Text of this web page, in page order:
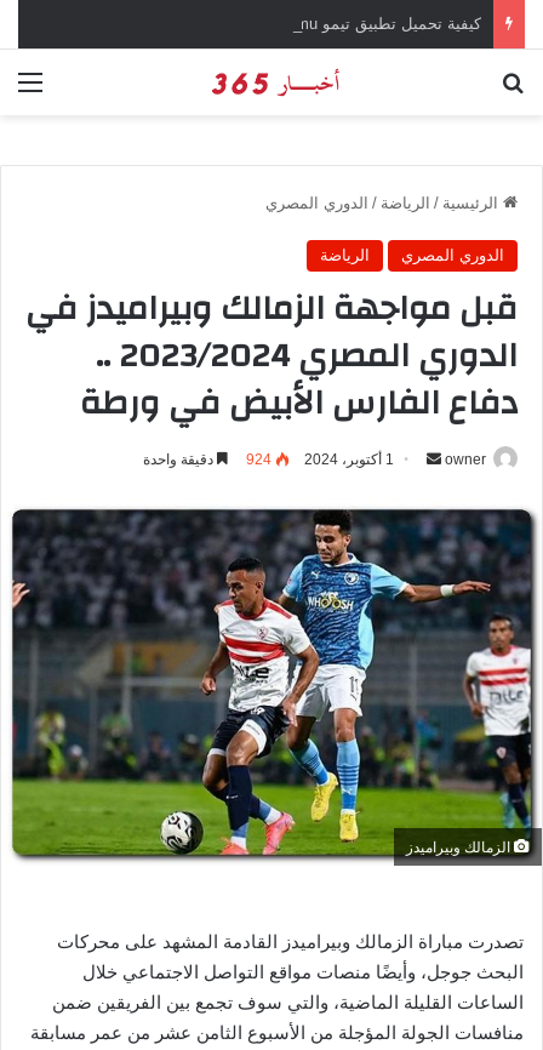
كيفية تحميل تطبيق تيمو temu للتسوق الإلكتروني عبر الإنترنت
الرئيسية / الرياضة / الدوري المصري
الدوري المصري الرياضة
قبل مواجهة الزمالك وبيراميدز في
الدوري المصري 2023/2024 ..
دفاع الفارس الأبيض في ورطة
owner
س
ل
ب
ر
إ
ل
ك
و
ا
1 أكتوبر، 2024 924 دقيقة واحدة
الزمالك وبيراميدز
تصدرت مباراة الزمالك وبيراميدز القادمة المشهد على محركات
البحث جوجل، وأيضًا منصات مواقع التواصل الاجتماعي خلال
الساعات القليلة الماضية، والتي سوف تجمع بين الفريقين ضمن
منافسات الجولة المؤجلة من الأسبوع الثامن عشر من عمر مسابقة